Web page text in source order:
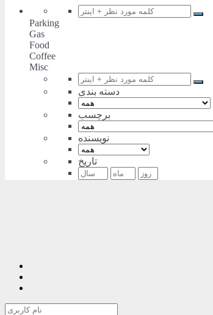
Parking
Gas
Food
Coffee
Misc
دسته بندی
برچسب
نویسنده
تاریخ